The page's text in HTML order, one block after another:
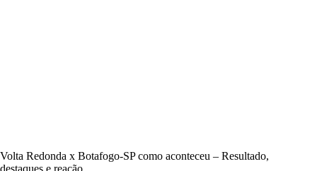
Volta Redonda x Botafogo-SP como aconteceu – Resultado,
destaques e reação